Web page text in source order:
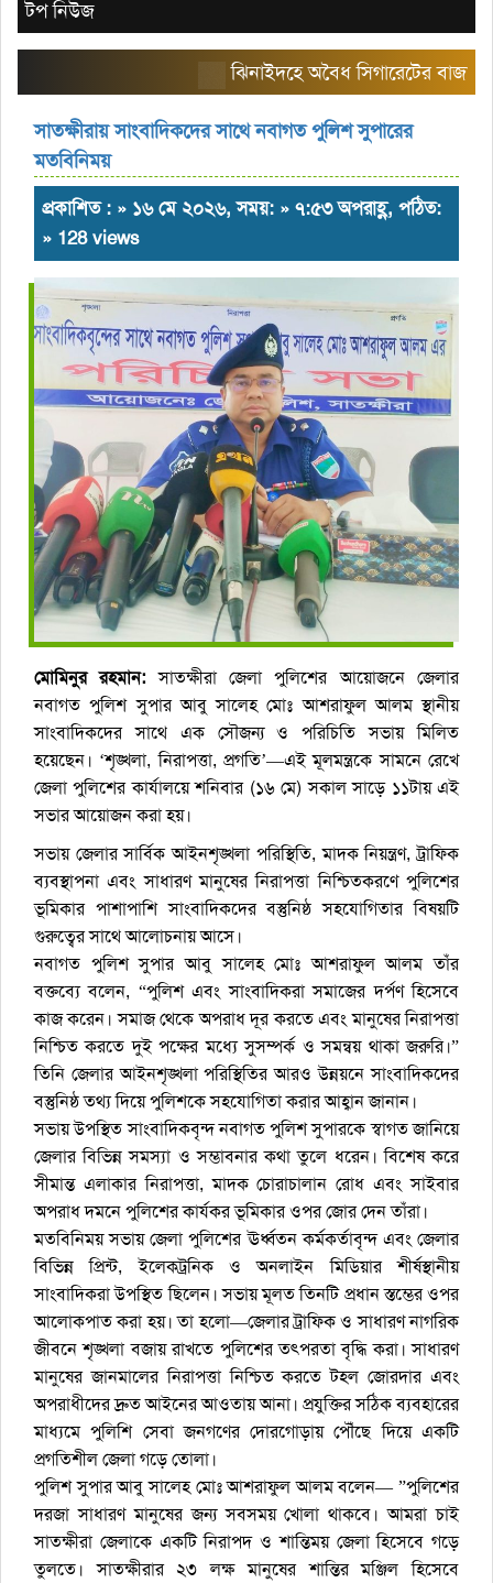
টপ নিউজ
ঝিনাইদহে অবৈধ সিগারেটের বাজার
সাতক্ষীরায় সাংবাদিকদের সাথে নবাগত পুলিশ সুপারের
মতবিনিময়
প্রকাশিত : » ১৬ মে ২০২৬, সময়: » ৭:৫৩ অপরাহ্ণ, পঠিত:
» 128 views
মোমিনুর রহমান: ​সাতক্ষীরা জেলা পুলিশের আয়োজনে জেলার
নবাগত পুলিশ সুপার আবু সালেহ মোঃ আশরাফুল আলম স্থানীয়
সাংবাদিকদের সাথে এক সৌজন্য ও পরিচিতি সভায় মিলিত
হয়েছেন। ‘শৃঙ্খলা, নিরাপত্তা, প্রগতি’—এই মূলমন্ত্রকে সামনে রেখে
জেলা পুলিশের কার্যালয়ে শনিবার (১৬ মে) সকাল সাড়ে ১১টায় এই
সভার আয়োজন করা হয়।
​সভায় জেলার সার্বিক আইনশৃঙ্খলা পরিস্থিতি, মাদক নিয়ন্ত্রণ, ট্রাফিক
ব্যবস্থাপনা এবং সাধারণ মানুষের নিরাপত্তা নিশ্চিতকরণে পুলিশের
ভূমিকার পাশাপাশি সাংবাদিকদের বস্তুনিষ্ঠ সহযোগিতার বিষয়টি
গুরুত্বের সাথে আলোচনায় আসে।
​নবাগত পুলিশ সুপার আবু সালেহ মোঃ আশরাফুল আলম তাঁর
বক্তব্যে বলেন, “পুলিশ এবং সাংবাদিকরা সমাজের দর্পণ হিসেবে
কাজ করেন। সমাজ থেকে অপরাধ দূর করতে এবং মানুষের নিরাপত্তা
নিশ্চিত করতে দুই পক্ষের মধ্যে সুসম্পর্ক ও সমন্বয় থাকা জরুরি।”
তিনি জেলার আইনশৃঙ্খলা পরিস্থিতির আরও উন্নয়নে সাংবাদিকদের
বস্তুনিষ্ঠ তথ্য দিয়ে পুলিশকে সহযোগিতা করার আহ্বান জানান।
​সভায় উপস্থিত সাংবাদিকবৃন্দ নবাগত পুলিশ সুপারকে স্বাগত জানিয়ে
জেলার বিভিন্ন সমস্যা ও সম্ভাবনার কথা তুলে ধরেন। বিশেষ করে
সীমান্ত এলাকার নিরাপত্তা, মাদক চোরাচালান রোধ এবং সাইবার
অপরাধ দমনে পুলিশের কার্যকর ভূমিকার ওপর জোর দেন তাঁরা।
​মতবিনিময় সভায় জেলা পুলিশের ঊর্ধ্বতন কর্মকর্তাবৃন্দ এবং জেলার
বিভিন্ন প্রিন্ট, ইলেকট্রনিক ও অনলাইন মিডিয়ার শীর্ষস্থানীয়
সাংবাদিকরা উপস্থিত ছিলেন। সভায় মূলত তিনটি প্রধান স্তম্ভের ওপর
আলোকপাত করা হয়। তা হলো—জেলার ট্রাফিক ও সাধারণ নাগরিক
জীবনে শৃঙ্খলা বজায় রাখতে পুলিশের তৎপরতা বৃদ্ধি করা। সাধারণ
মানুষের জানমালের নিরাপত্তা নিশ্চিত করতে টহল জোরদার এবং
অপরাধীদের দ্রুত আইনের আওতায় আনা। প্রযুক্তির সঠিক ব্যবহারের
মাধ্যমে পুলিশি সেবা জনগণের দোরগোড়ায় পৌঁছে দিয়ে একটি
প্রগতিশীল জেলা গড়ে তোলা।
পুলিশ সুপার আবু সালেহ মোঃ আশরাফুল আলম বলেন— ​”পুলিশের
দরজা সাধারণ মানুষের জন্য সবসময় খোলা থাকবে। আমরা চাই
সাতক্ষীরা জেলাকে একটি নিরাপদ ও শান্তিময় জেলা হিসেবে গড়ে
তুলতে। সাতক্ষীরার ২৩ লক্ষ মানুষের শান্তির মঞ্জিল হিসেবে